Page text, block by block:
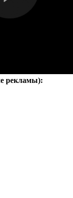
рекламы):